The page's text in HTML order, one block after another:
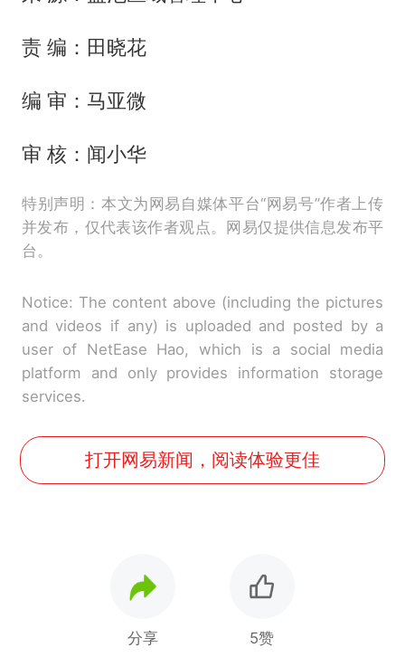
责 编：田晓花
编 审：马亚微
审 核：闻小华
特别声明：本文为网易自媒体平台“网易号”作者上传
并发布，仅代表该作者观点。网易仅提供信息发布平
台。
Notice: The content above (including the pictures
and videos if any) is uploaded and posted by a
user of NetEase Hao, which is a social media
platform and only provides information storage
services.
打开网易新闻，阅读体验更佳
分享 5赞